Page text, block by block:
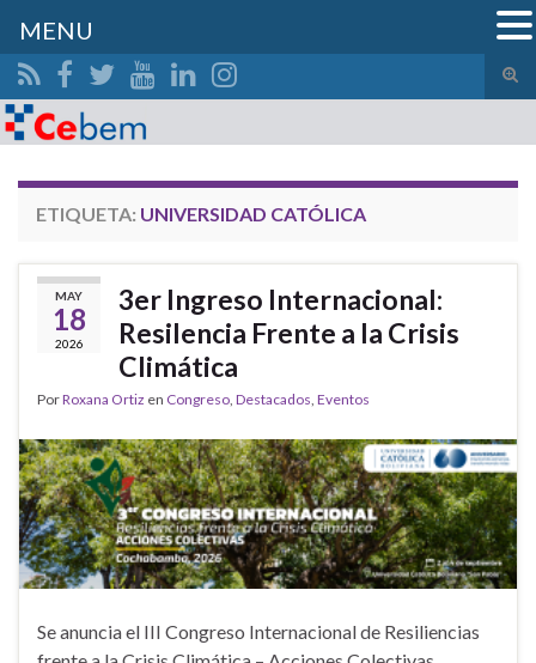
el
Search for:
ETIQUETA: UNIVERSIDAD CATÓLICA
MAY
18
2026
3er Ingreso Internacional:
Resilencia Frente a la Crisis
Climática
PorRoxana Ortiz en Congreso, Destacados, Eventos
Se anuncia el III Congreso Internacional de Resiliencias
MENU